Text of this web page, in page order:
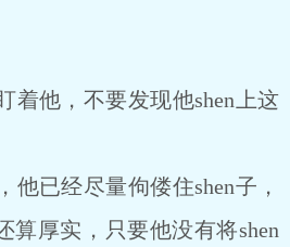
他，不要发现他shen上这
已经尽量佝偻住shen子，
算厚实，只要他没有将shen